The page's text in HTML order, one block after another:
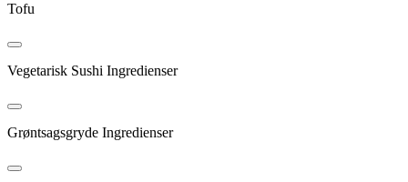
Tofu
Vegetarisk Sushi Ingredienser
Grøntsagsgryde Ingredienser